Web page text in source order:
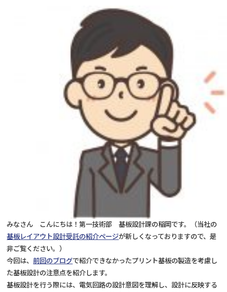
みなさん こんにちは！第一技術部 基板設計課の稲岡です。（当社の
基板レイアウト設計受託の紹介ページが新しくなっておりますので、是
非ご覧ください。）
今回は、 前回のブログで紹介できなかったプリント基板の製造を考慮し
た基板設計の注意点を紹介します。
基板設計を行う際には、電気回路の設計意図を理解し、設計に反映する